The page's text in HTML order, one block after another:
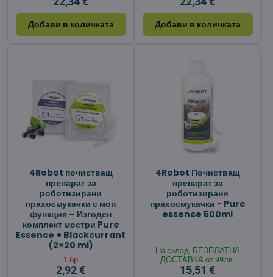
Добави в количката Добави в количката
4Robot почистващ
препарат за
роботизирани
прахосмукачки с моп
функция – Изгоден
комплект мостри Pure
Essence + Blackcurrant
(2×20 ml)
1 бр
2,92 €
4Robot Почистващ
препарат за
роботизирани
прахосмукачки - Pure
essence 500ml
На склад, БЕЗПЛАТНА
ДОСТАВКА от 99лв.
15,51 €